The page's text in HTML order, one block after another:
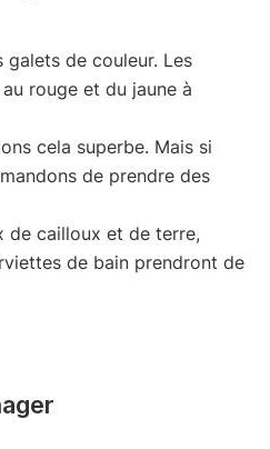
galets de couleur. Les
rouge et du jaune à
cela superbe. Mais si
de prendre des
de cailloux et de terre,
de bain prendront de